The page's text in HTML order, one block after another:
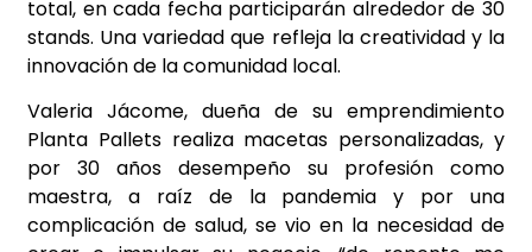
total, en cada fecha participarán alrededor de 30
stands. Una variedad que refleja la creatividad y la
innovación de la comunidad local.
Valeria Jácome, dueña de su emprendimiento
Planta Pallets realiza macetas personalizadas, y
por 30 años desempeño su profesión como
maestra, a raíz de la pandemia y por una
complicación de salud, se vio en la necesidad de